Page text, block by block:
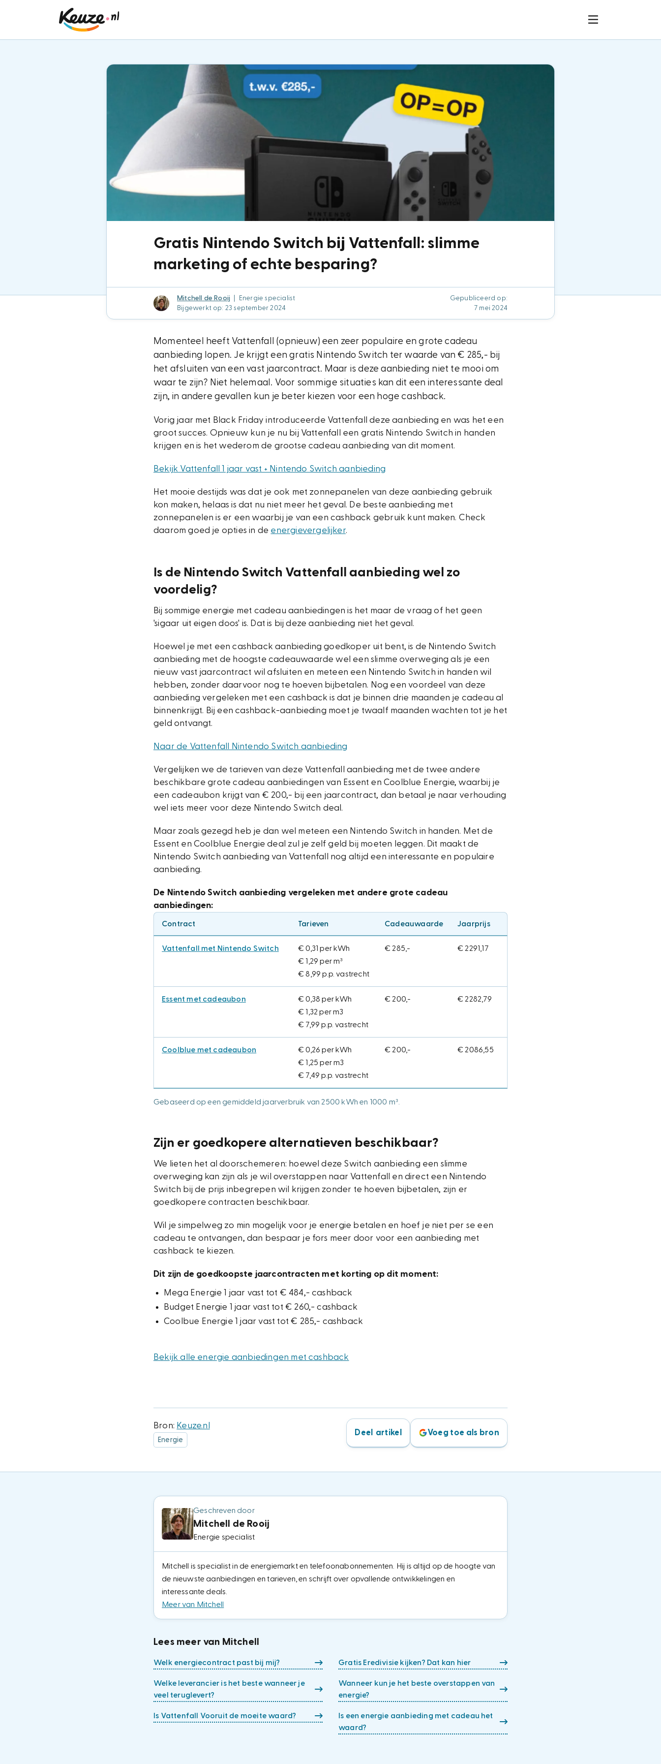
Gratis Nintendo Switch bij Vattenfall: slimme
marketing of echte besparing?
Mitchell de Rooij
Energie specialist
Bijgewerkt op: 23 september 2024
Gepubliceerd op:
7 mei 2024
Momenteel heeft Vattenfall (opnieuw) een zeer populaire en grote cadeau
aanbieding lopen. Je krijgt een gratis Nintendo Switch ter waarde van € 285,- bij
het afsluiten van een vast jaarcontract. Maar is deze aanbieding niet te mooi om
waar te zijn? Niet helemaal. Voor sommige situaties kan dit een interessante deal
zijn, in andere gevallen kun je beter kiezen voor een hoge cashback.
Vorig jaar met Black Friday introduceerde Vattenfall deze aanbieding en was het een
groot succes. Opnieuw kun je nu bij Vattenfall een gratis Nintendo Switch in handen
krijgen en is het wederom de grootse cadeau aanbieding van dit moment.
Bekijk Vattenfall 1 jaar vast + Nintendo Switch aanbieding
Het mooie destijds was dat je ook met zonnepanelen van deze aanbieding gebruik
kon maken, helaas is dat nu niet meer het geval. De beste aanbieding met
zonnepanelen is er een waarbij je van een cashback gebruik kunt maken. Check
daarom goed je opties in de energievergelijker.
Is de Nintendo Switch Vattenfall aanbieding wel zo
voordelig?
Bij sommige energie met cadeau aanbiedingen is het maar de vraag of het geen
'sigaar uit eigen doos' is. Dat is bij deze aanbieding niet het geval.
Hoewel je met een cashback aanbieding goedkoper uit bent, is de Nintendo Switch
aanbieding met de hoogste cadeauwaarde wel een slimme overweging als je een
nieuw vast jaarcontract wil afsluiten en meteen een Nintendo Switch in handen wil
hebben, zonder daarvoor nog te hoeven bijbetalen. Nog een voordeel van deze
aanbieding vergeleken met een cashback is dat je binnen drie maanden je cadeau al
binnenkrijgt. Bij een cashback-aanbieding moet je twaalf maanden wachten tot je het
geld ontvangt.
Naar de Vattenfall Nintendo Switch aanbieding
Vergelijken we de tarieven van deze Vattenfall aanbieding met de twee andere
beschikbare grote cadeau aanbiedingen van Essent en Coolblue Energie, waarbij je
een cadeaubon krijgt van € 200,- bij een jaarcontract, dan betaal je naar verhouding
wel iets meer voor deze Nintendo Switch deal.
Maar zoals gezegd heb je dan wel meteen een Nintendo Switch in handen. Met de
Essent en Coolblue Energie deal zul je zelf geld bij moeten leggen. Dit maakt de
Nintendo Switch aanbieding van Vattenfall nog altijd een interessante en populaire
aanbieding.
De Nintendo Switch aanbieding vergeleken met andere grote cadeau
aanbiedingen:
Contract Tarieven Cadeauwaarde Jaarprijs
Vattenfall met Nintendo Switch
€ 0,31 per kWh
€ 1,29 per m³
€ 8,99 p.p. vastrecht
€ 285,- € 2291,17
Essent met cadeaubon
€ 0,38 per kWh
€ 1,32 per m3
€ 7,99 p.p. vastrecht
€ 200,- € 2282,79
Coolblue met cadeaubon
€ 0,26 per kWh
€ 1,25 per m3
€ 7,49 p.p. vastrecht
€ 200,- € 2086,55
Gebaseerd op een gemiddeld jaarverbruik van 2500 kWh en 1000 m³.
Zijn er goedkopere alternatieven beschikbaar?
We lieten het al doorschemeren: hoewel deze Switch aanbieding een slimme
overweging kan zijn als je wil overstappen naar Vattenfall en direct een Nintendo
Switch bij de prijs inbegrepen wil krijgen zonder te hoeven bijbetalen, zijn er
goedkopere contracten beschikbaar.
Wil je simpelweg zo min mogelijk voor je energie betalen en hoef je niet per se een
cadeau te ontvangen, dan bespaar je fors meer door voor een aanbieding met
cashback te kiezen.
Dit zijn de goedkoopste jaarcontracten met korting op dit moment:
Mega Energie 1 jaar vast tot € 484,- cashback
Budget Energie 1 jaar vast tot € 260,- cashback
Coolbue Energie 1 jaar vast tot € 285,- cashback
Bekijk alle energie aanbiedingen met cashback
Bron: Keuze.nl
Energie
Deel artikel Voeg toe als bron
Geschreven door
Mitchell de Rooij
Energie specialist
Mitchell is specialist in de energiemarkt en telefoonabonnementen. Hij is altijd op de hoogte van
de nieuwste aanbiedingen en tarieven, en schrijft over opvallende ontwikkelingen en
interessante deals.
Meer van Mitchell
Lees meer van Mitchell
Welk energiecontract past bij mij? Gratis Eredivisie kijken? Dat kan hier
Welke leverancier is het beste wanneer je
veel teruglevert?
Wanneer kun je het beste overstappen van
energie?
Is Vattenfall Vooruit de moeite waard?
Is een energie aanbieding met cadeau het
waard?